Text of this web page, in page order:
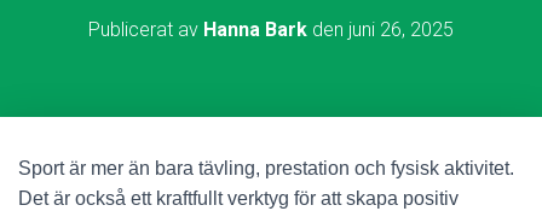
I
Publicerat av Hanna Bark den juni 26, 2025
Sport är mer än bara tävling, prestation och fysisk aktivitet.
Det är också ett kraftfullt verktyg för att skapa positiv